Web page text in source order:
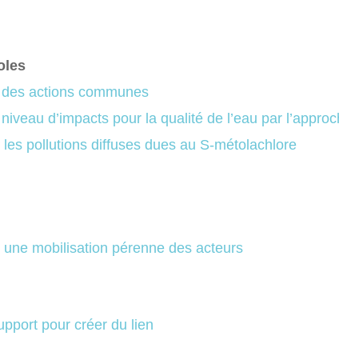
actions communes
d’impacts pour la qualité de l’eau par
pollutions diffuses dues au S-métolachlore
mobilisation pérenne des acteurs
pour créer du lien